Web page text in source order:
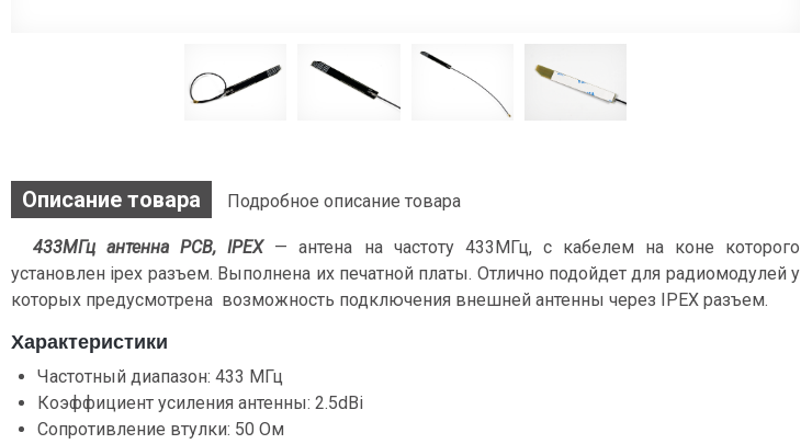
Описание товара Подробное описание товара
433МГц антенна PCB, IPEX — антена на частоту 433МГц, с кабелем на коне которого
установлен ipex разъем. Выполнена их печатной платы. Отлично подойдет для радиомодулей у
которых предусмотрена возможность подключения внешней антенны через IPEX разъем.
Характеристики
Частотный диапазон: 433 МГц
Коэффициент усиления антенны: 2.5dBi
Сопротивление втулки: 50 Ом